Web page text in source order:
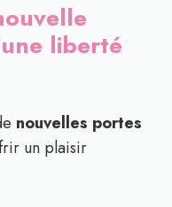
liberté
nouvelles portes
un plaisir